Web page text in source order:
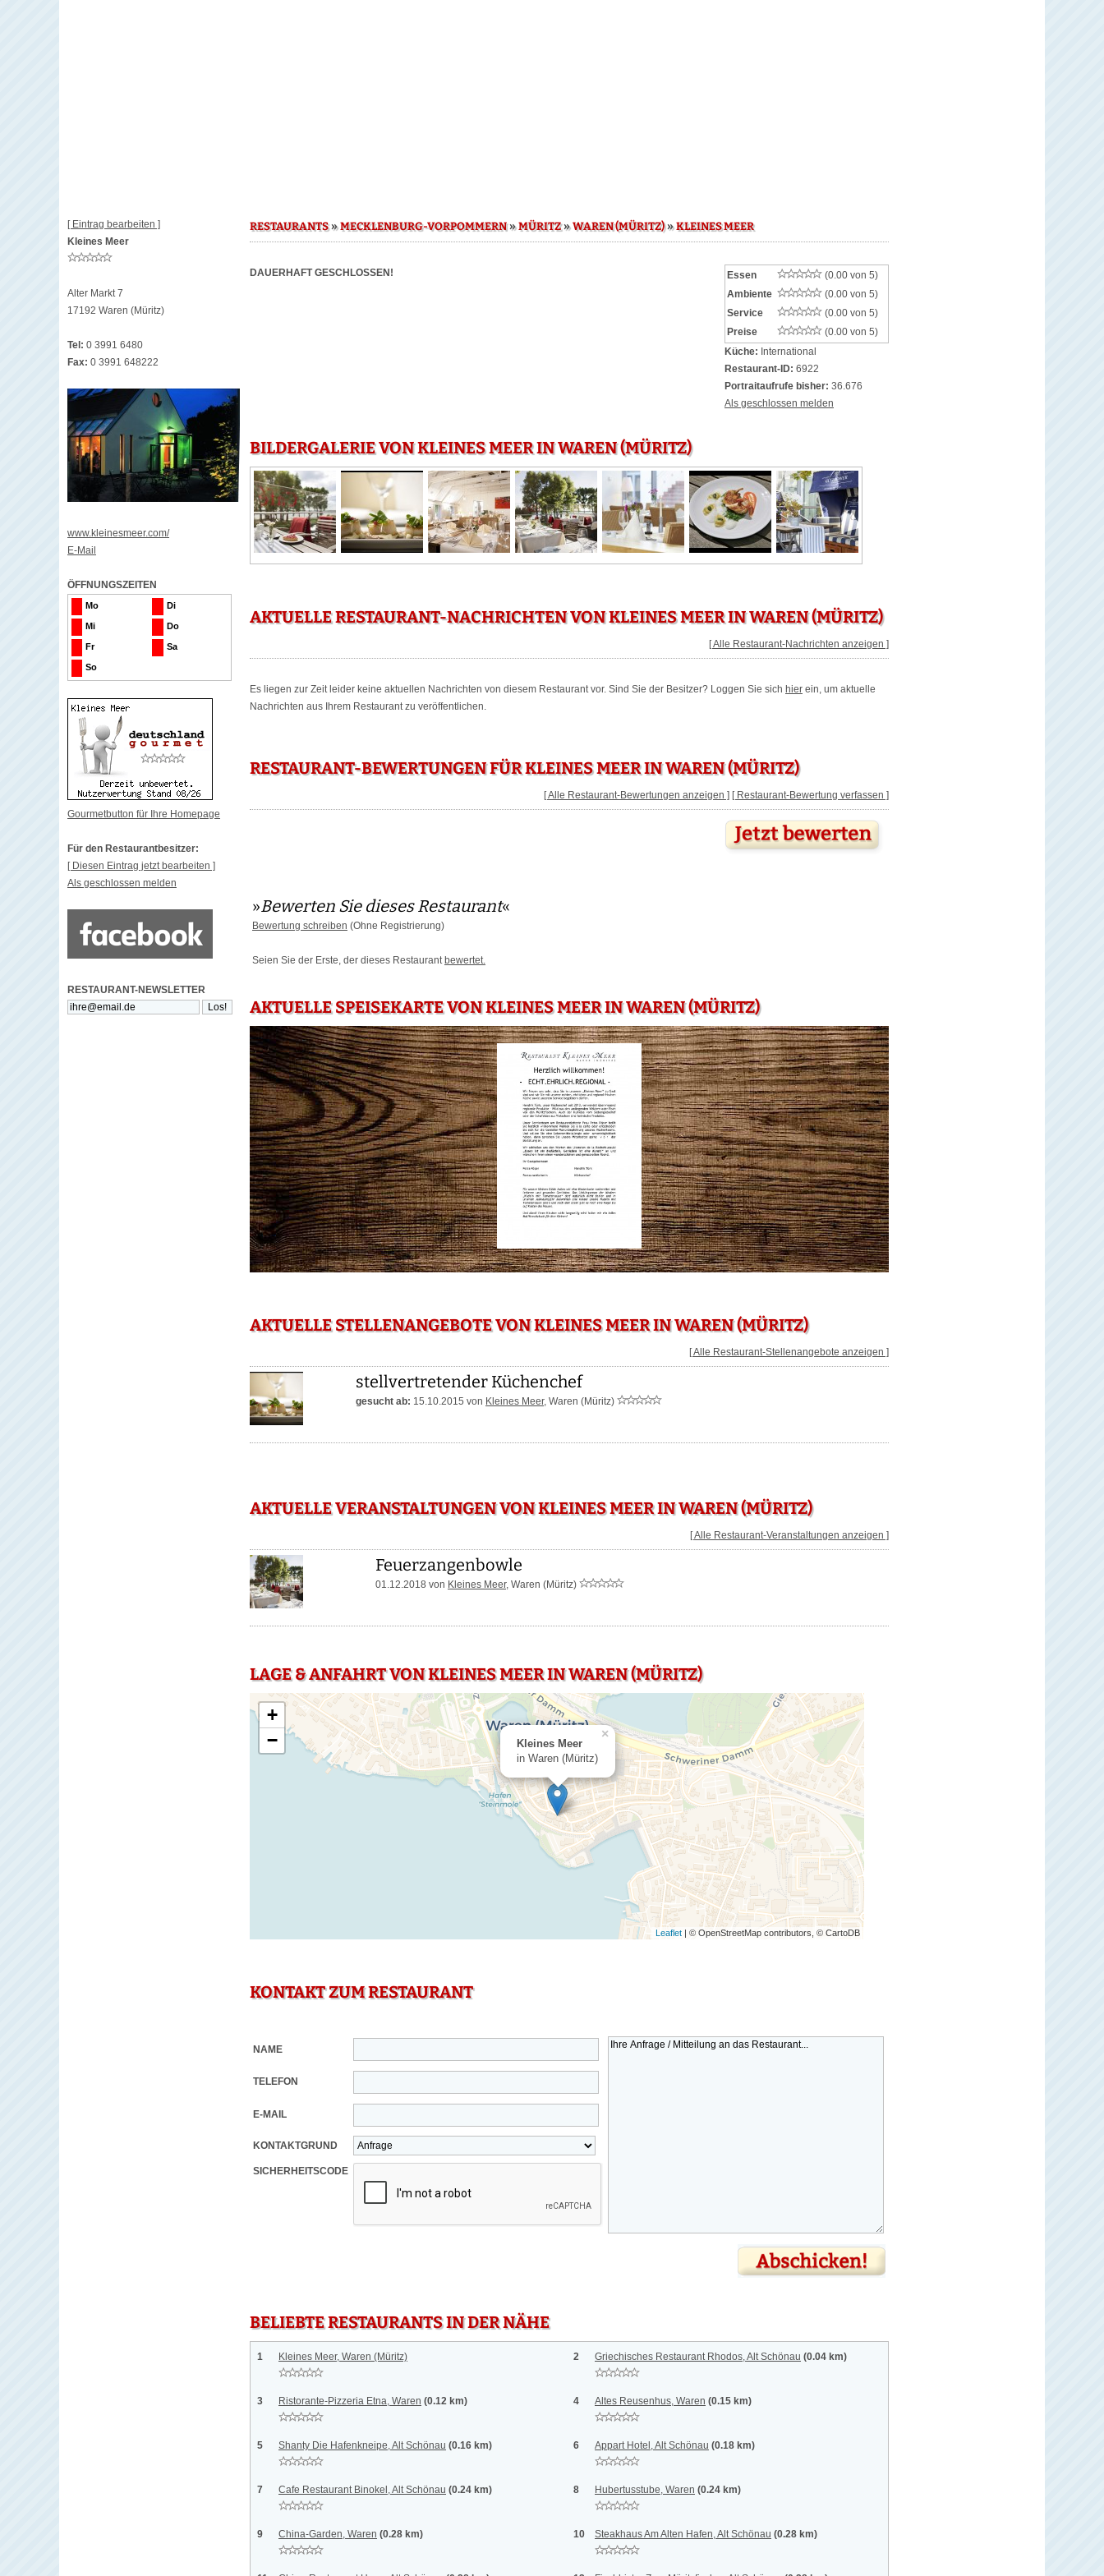
[ Eintrag bearbeiten ]
Kleines Meer
Alter Markt 7
17192 Waren (Müritz)
Tel: 0 3991 6480
Fax: 0 3991 648222
www.kleinesmeer.com/
E-Mail
ÖFFNUNGSZEITEN
Mo Di
Mi Do
Fr Sa
So
Gourmetbutton für Ihre Homepage
Für den Restaurantbesitzer:
[ Diesen Eintrag jetzt bearbeiten ]
Als geschlossen melden
RESTAURANT-NEWSLETTER
RESTAURANTS»MECKLENBURG-VORPOMMERN»MÜRITZ»WAREN (MÜRITZ)»KLEINES MEER
DAUERHAFT GESCHLOSSEN! Essen
(0.00 von 5)
Ambiente
(0.00 von 5)
Service
(0.00 von 5)
Preise
(0.00 von 5)
Küche: International
Restaurant-ID: 6922
Portraitaufrufe bisher: 36.676
Als geschlossen melden
BILDERGALERIE VON KLEINES MEER IN WAREN (MÜRITZ)
AKTUELLE RESTAURANT-NACHRICHTEN VON KLEINES MEER IN WAREN (MÜRITZ)
[ Alle Restaurant-Nachrichten anzeigen ]
Es liegen zur Zeit leider keine aktuellen Nachrichten von diesem Restaurant vor. Sind Sie der Besitzer? Loggen Sie sich hier ein, um aktuelle
Nachrichten aus Ihrem Restaurant zu veröffentlichen.
RESTAURANT-BEWERTUNGEN FÜR KLEINES MEER IN WAREN (MÜRITZ)
[ Alle Restaurant-Bewertungen anzeigen ] [ Restaurant-Bewertung verfassen ]
»Bewerten Sie dieses Restaurant«
Bewertung schreiben (Ohne Registrierung)
Seien Sie der Erste, der dieses Restaurant bewertet.
AKTUELLE SPEISEKARTE VON KLEINES MEER IN WAREN (MÜRITZ)
AKTUELLE STELLENANGEBOTE VON KLEINES MEER IN WAREN (MÜRITZ)
[ Alle Restaurant-Stellenangebote anzeigen ]
stellvertretender Küchenchef
gesucht ab: 15.10.2015 von Kleines Meer, Waren (Müritz)
AKTUELLE VERANSTALTUNGEN VON KLEINES MEER IN WAREN (MÜRITZ)
[ Alle Restaurant-Veranstaltungen anzeigen ]
Feuerzangenbowle
01.12.2018 von Kleines Meer, Waren (Müritz)
LAGE & ANFAHRT VON KLEINES MEER IN WAREN (MÜRITZ)
Kleines Meer
in Waren (Müritz)
×
+
−
Leaflet | © OpenStreetMap contributors, © CartoDB
KONTAKT ZUM RESTAURANT
NAME
TELEFON
E-MAIL
KONTAKTGRUND
SICHERHEITSCODE
BELIEBTE RESTAURANTS IN DER NÄHE
1 Kleines Meer, Waren (Müritz) 2 Griechisches Restaurant Rhodos, Alt Schönau (0.04 km)
3 Ristorante-Pizzeria Etna, Waren (0.12 km) 4 Altes Reusenhus, Waren (0.15 km)
5 Shanty Die Hafenkneipe, Alt Schönau (0.16 km) 6 Appart Hotel, Alt Schönau (0.18 km)
7 Cafe Restaurant Binokel, Alt Schönau (0.24 km) 8 Hubertusstube, Waren (0.24 km)
9 China-Garden, Waren (0.28 km) 10 Steakhaus Am Alten Hafen, Alt Schönau (0.28 km)